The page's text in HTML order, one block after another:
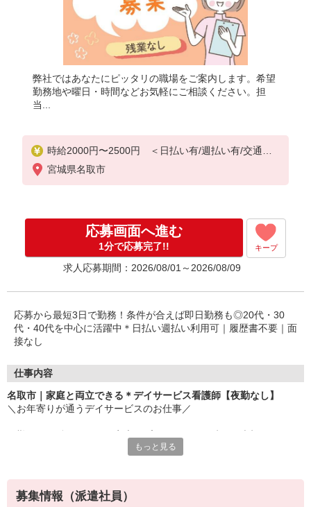
弊社ではあなたにピッタリの職場をご案内します。希望
勤務地や曜日・時間などお気軽にご相談ください。担
当...
時給2000円〜2500円 ＜日払い有/週払い有/交通費
全支給(ガソリン代含む)＞
宮城県名取市
応募画面へ進む
1分で応募完了!! キープ
求人応募期間：2026/08/01～2026/08/09
応募から最短3日で勤務！条件が合えば即日勤務も◎20代・30
代・40代を中心に活躍中＊日払い週払い利用可｜履歴書不要｜面
接なし
仕事内容
名取市｜家庭と両立できる＊デイサービス看護師【夜勤なし】
＼お年寄りが通うデイサービスのお仕事／
ら自分のペースで働ける環境です◎
・バイタルチェック
・健康相談
もっと見る
募集情報（派遣社員）